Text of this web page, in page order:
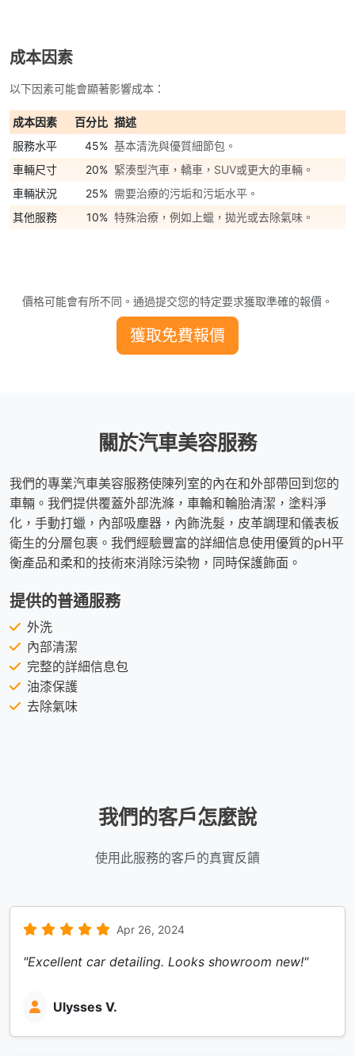
成本因素
以下因素可能會顯著影響成本：
成本因素 百分比 描述
服務水平
45% 基本清洗與優質細節包。
車輛尺寸
20% 緊湊型汽車，轎車，SUV或更大的車輛。
車輛狀況
25% 需要治療的污垢和污垢水平。
其他服務
10% 特殊治療，例如上蠟，拋光或去除氣味。
價格可能會有所不同。通過提交您的特定要求獲取準確的報價。
獲取免費報價
關於汽車美容服務
我們的專業汽車美容服務使陳列室的內在和外部帶回到您的
車輛。我們提供覆蓋外部洗滌，車輪和輪胎清潔，塗料淨
化，手動打蠟，內部吸塵器，內飾洗髮，皮革調理和儀表板
衛生的分層包裹。我們經驗豐富的詳細信息使用優質的pH平
衡產品和柔和的技術來消除污染物，同時保護飾面。
提供的普通服務
外洗
內部清潔
完整的詳細信息包
油漆保護
去除氣味
我們的客戶怎麼說
使用此服務的客戶的真實反饋
Apr 26, 2024
"Excellent car detailing. Looks showroom new!"
Ulysses V.